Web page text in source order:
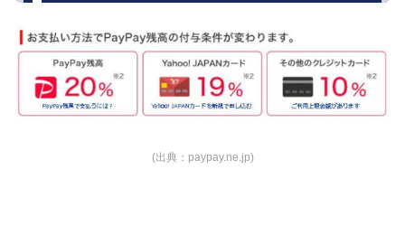
(出典：paypay.ne.jp)